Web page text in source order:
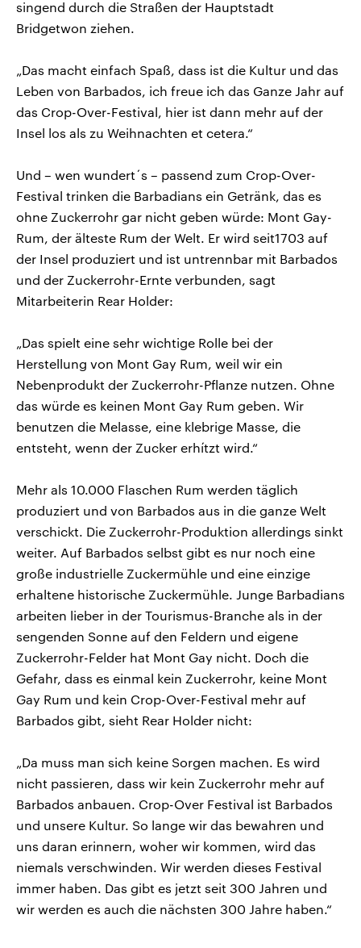
singend durch die Straßen der Hauptstadt
Bridgetwon ziehen.
„Das macht einfach Spaß, dass ist die Kultur und das
Leben von Barbados, ich freue ich das Ganze Jahr auf
das Crop-Over-Festival, hier ist dann mehr auf der
Insel los als zu Weihnachten et cetera.“
Und – wen wundert´s – passend zum Crop-Over-
Festival trinken die Barbadians ein Getränk, das es
ohne Zuckerrohr gar nicht geben würde: Mont Gay-
Rum, der älteste Rum der Welt. Er wird seit1703 auf
der Insel produziert und ist untrennbar mit Barbados
und der Zuckerrohr-Ernte verbunden, sagt
Mitarbeiterin Rear Holder:
„Das spielt eine sehr wichtige Rolle bei der
Herstellung von Mont Gay Rum, weil wir ein
Nebenprodukt der Zuckerrohr-Pflanze nutzen. Ohne
das würde es keinen Mont Gay Rum geben. Wir
benutzen die Melasse, eine klebrige Masse, die
entsteht, wenn der Zucker erhítzt wird.“
Mehr als 10.000 Flaschen Rum werden täglich
produziert und von Barbados aus in die ganze Welt
verschickt. Die Zuckerrohr-Produktion allerdings sinkt
weiter. Auf Barbados selbst gibt es nur noch eine
große industrielle Zuckermühle und eine einzige
erhaltene historische Zuckermühle. Junge Barbadians
arbeiten lieber in der Tourismus-Branche als in der
sengenden Sonne auf den Feldern und eigene
Zuckerrohr-Felder hat Mont Gay nicht. Doch die
Gefahr, dass es einmal kein Zuckerrohr, keine Mont
Gay Rum und kein Crop-Over-Festival mehr auf
Barbados gibt, sieht Rear Holder nicht:
„Da muss man sich keine Sorgen machen. Es wird
nicht passieren, dass wir kein Zuckerrohr mehr auf
Barbados anbauen. Crop-Over Festival ist Barbados
und unsere Kultur. So lange wir das bewahren und
uns daran erinnern, woher wir kommen, wird das
niemals verschwinden. Wir werden dieses Festival
immer haben. Das gibt es jetzt seit 300 Jahren und
wir werden es auch die nächsten 300 Jahre haben.“